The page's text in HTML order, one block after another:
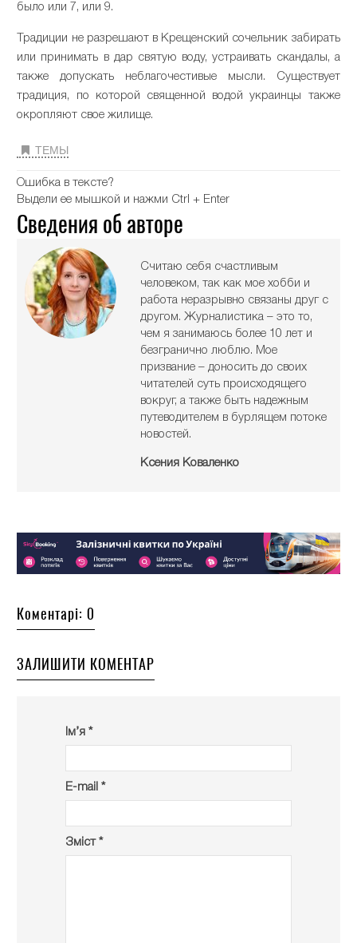
было или 7, или 9.
Традиции не разрешают в Крещенский сочельник забирать
или принимать в дар святую воду, устраивать скандалы, а
также допускать неблагочестивые мысли. Существует
традиция, по которой священной водой украинцы также
окропляют свое жилище.
ТЕМЫ
Ошибка в тексте?
Выдели ее мышкой и нажми Ctrl + Enter
Сведения об авторе
Считаю себя счастливым
человеком, так как мое хобби и
работа неразрывно связаны друг с
другом. Журналистика – это то,
чем я занимаюсь более 10 лет и
безгранично люблю. Мое
призвание – доносить до своих
читателей суть происходящего
вокруг, а также быть надежным
путеводителем в бурлящем потоке
новостей.
Ксения Коваленко
Коментарі: 0
ЗАЛИШИТИ КОМЕНТАР
Ім’я *
E-mail *
Зміст *